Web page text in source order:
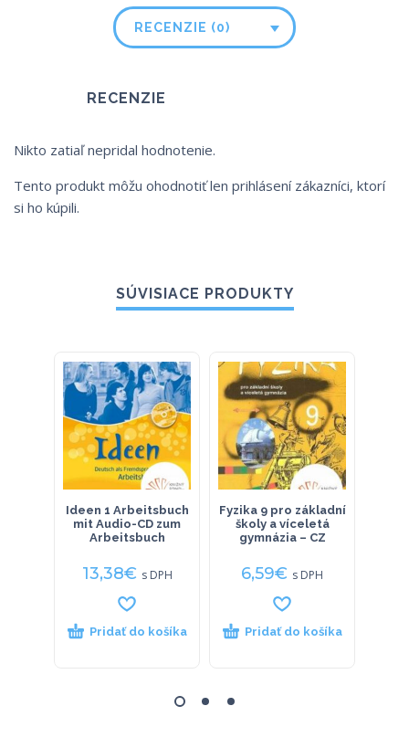
RECENZIE (0)
RECENZIE
Nikto zatiaľ nepridal hodnotenie.
Tento produkt môžu ohodnotiť len prihlásení zákazníci, ktorí
si ho kúpili.
SÚVISIACE PRODUKTY
Ideen 1 Arbeitsbuch
mit Audio-CD zum
Arbeitsbuch
13,38€ s DPH
Pridať do košíka
Fyzika 9 pro základní
školy a víceletá
gymnázia – CZ
6,59€ s DPH
Pridať do košíka